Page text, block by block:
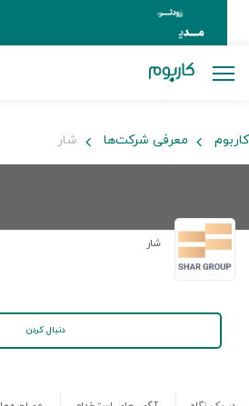
کاربوم معرفی شرکت‌ها شار
شار
دنبال کردن